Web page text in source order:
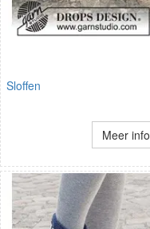
Sloffen
Meer info